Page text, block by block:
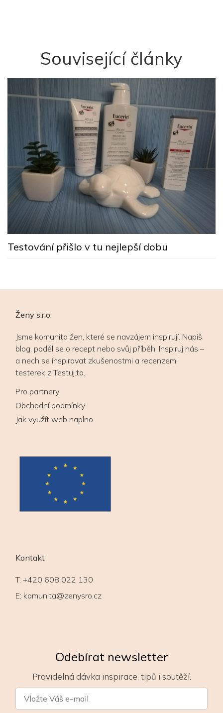
Související články
Testování přišlo v tu nejlepší dobu
Ženy s.r.o.
Jsme komunita žen, které se navzájem inspirují. Napiš
blog, poděl se o recept nebo svůj příběh. Inspiruj nás –
a nech se inspirovat zkušenostmi a recenzemi
testerek z Testuj.to.
Pro partnery
Obchodní podmínky
Jak využít web naplno
Kontakt
T: +420 608 022 130
E: komunita@zenysro.cz
Odebírat newsletter
Pravidelná dávka inspirace, tipů i soutěží.